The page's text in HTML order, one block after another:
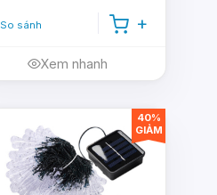
So sánh
Xem nhanh
40%
GIẢM